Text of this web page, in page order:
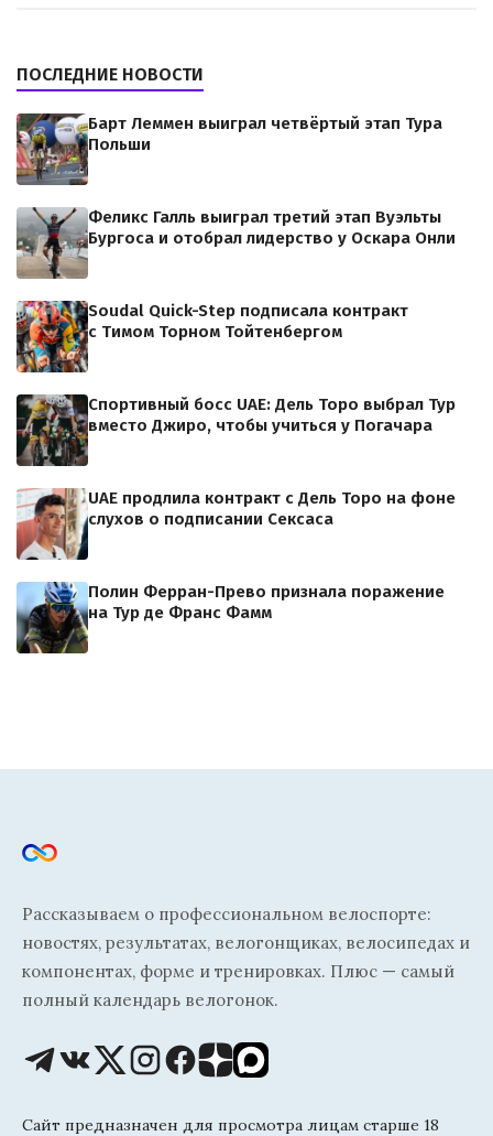
ПОСЛЕДНИЕ НОВОСТИ
Барт Леммен выиграл четвёртый этап Тура
Польши
Феликс Галль выиграл третий этап Вуэльты
Бургоса и отобрал лидерство у Оскара Онли
Soudal Quick-Step подписала контракт
с Тимом Торном Тойтенбергом
Спортивный босс UAE: Дель Торо выбрал Тур
вместо Джиро, чтобы учиться у Погачара
UAE продлила контракт с Дель Торо на фоне
слухов о подписании Сексаса
Полин Ферран-Прево признала поражение
на Тур де Франс Фамм
Рассказываем о профессиональном велоспорте:
новостях, результатах, велогонщиках, велосипедах и
компонентах, форме и тренировках. Плюс — самый
полный календарь велогонок.
Сайт предназначен для просмотра лицам старше 18